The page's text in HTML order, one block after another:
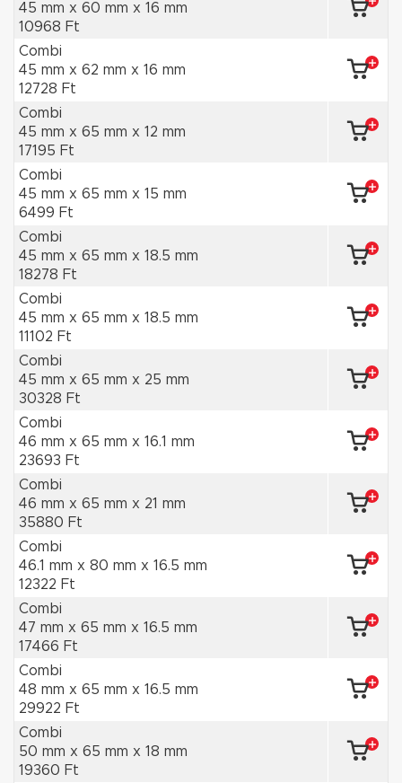
45 mm x 60 mm x 16 mm
10968 Ft
Combi
45 mm x 62 mm x 16 mm
12728 Ft
Combi
45 mm x 65 mm x 12 mm
17195 Ft
Combi
45 mm x 65 mm x 15 mm
6499 Ft
Combi
45 mm x 65 mm x 18.5 mm
18278 Ft
Combi
45 mm x 65 mm x 18.5 mm
11102 Ft
Combi
45 mm x 65 mm x 25 mm
30328 Ft
Combi
46 mm x 65 mm x 16.1 mm
23693 Ft
Combi
46 mm x 65 mm x 21 mm
35880 Ft
Combi
46.1 mm x 80 mm x 16.5 mm
12322 Ft
Combi
47 mm x 65 mm x 16.5 mm
17466 Ft
Combi
48 mm x 65 mm x 16.5 mm
29922 Ft
Combi
50 mm x 65 mm x 18 mm
19360 Ft